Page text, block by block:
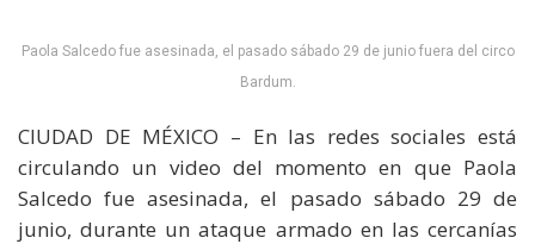
Paola Salcedo fue asesinada, el pasado sábado 29 de junio fuera del circo
Bardum.
CIUDAD DE MÉXICO – En las redes sociales está
circulando un video del momento en que Paola
Salcedo fue asesinada, el pasado sábado 29 de
junio, durante un ataque armado en las cercanías